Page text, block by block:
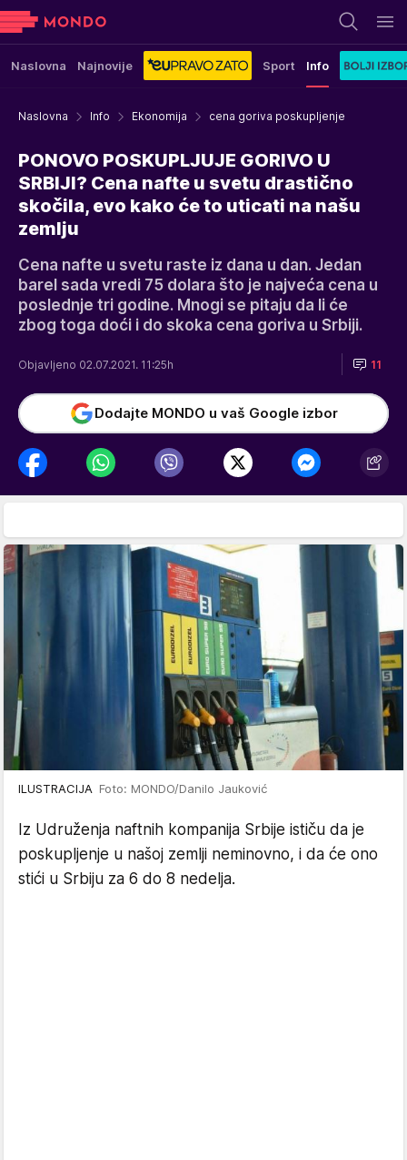
Naslovna Najnovije Sport Info
Naslovna Info Ekonomija cena goriva poskupljenje
PONOVO POSKUPLJUJE GORIVO U
SRBIJI? Cena nafte u svetu drastično
skočila, evo kako će to uticati na našu
zemlju
Cena nafte u svetu raste iz dana u dan. Jedan
barel sada vredi 75 dolara što je najveća cena u
poslednje tri godine. Mnogi se pitaju da li će
zbog toga doći i do skoka cena goriva u Srbiji.
Objavljeno 02.07.2021. 11:25h 11
Dodajte MONDO u vaš Google izbor
ILUSTRACIJA Foto: MONDO/Danilo Jauković
Iz Udruženja naftnih kompanija Srbije ističu da je
poskupljenje u našoj zemlji neminovno, i da će ono
stići u Srbiju za 6 do 8 nedelja.